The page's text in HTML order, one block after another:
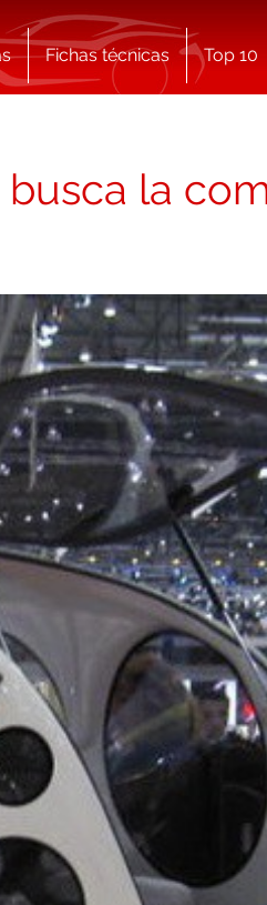
Fichas técnicas Top 10
la